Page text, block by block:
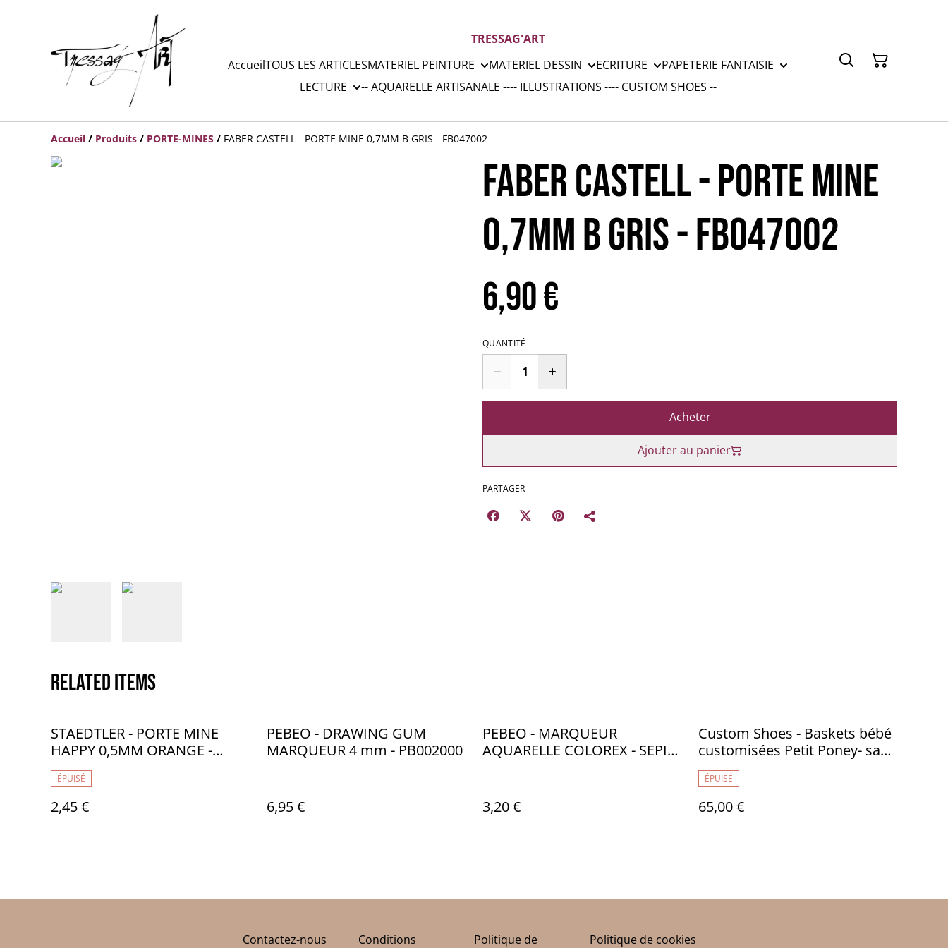
TRESSAG'ART
AccueilTOUS LES ARTICLESMATERIEL PEINTURE MATERIEL DESSIN ECRITURE
PAPETERIE FANTAISIE
LECTURE
-- AQUARELLE ARTISANALE ---- ILLUSTRATIONS ---- CUSTOM SHOES --
Accueil / Produits / PORTE-MINES / FABER CASTELL - PORTE MINE 0,7MM B GRIS - FB047002
FABER CASTELL - PORTE MINE
0,7MM B GRIS - FB047002
6,90 €
QUANTITÉ
Acheter
Ajouter au panier
PARTAGER
Related items
STAEDTLER - PORTE MINE
HAPPY 0,5MM ORANGE -
ST017002
ÉPUISÉ
2,45 €
PEBEO - DRAWING GUM
MARQUEUR 4 mm - PB002000
6,95 €
PEBEO - MARQUEUR
AQUARELLE COLOREX - SEPIA
3,20 €
Custom Shoes - Baskets bébé
customisées Petit Poney- sans
marque 6-12M - TR028
ÉPUISÉ
65,00 €
Contactez-nous Conditions
Politique de
Politique de cookies